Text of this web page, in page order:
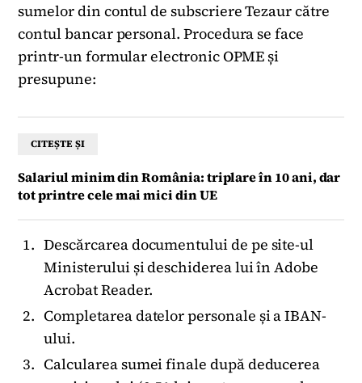
sumelor din contul de subscriere Tezaur către
contul bancar personal. Procedura se face
printr-un formular electronic OPME și
presupune:
CITEȘTE ȘI
Salariul minim din România: triplare în 10 ani, dar
tot printre cele mai mici din UE
Descărcarea documentului de pe site-ul
Ministerului și deschiderea lui în Adobe
Acrobat Reader.
Completarea datelor personale și a IBAN-
ului.
Calcularea sumei finale după deducerea